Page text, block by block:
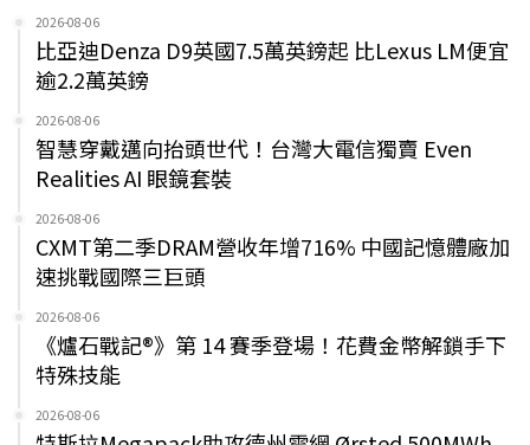
2026-08-06
比亞迪Denza D9英國7.5萬英鎊起 比Lexus LM便宜
逾2.2萬英鎊
2026-08-06
智慧穿戴邁向抬頭世代！台灣大電信獨賣 Even
Realities AI 眼鏡套裝
2026-08-06
CXMT第二季DRAM營收年增716% 中國記憶體廠加
速挑戰國際三巨頭
2026-08-06
《爐石戰記®》第 14 賽季登場！花費金幣解鎖手下
特殊技能
2026-08-06